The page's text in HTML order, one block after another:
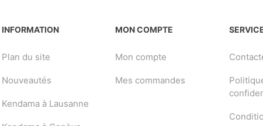
INFORMATION
Plan du site
Nouveautés
Kendama à Lausanne
MON COMPTE
Mon compte
Mes commandes